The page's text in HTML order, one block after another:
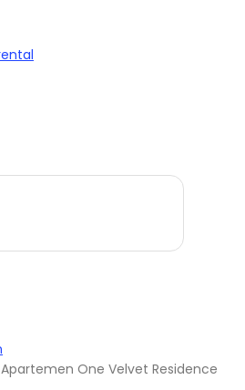
One Velvet Residence